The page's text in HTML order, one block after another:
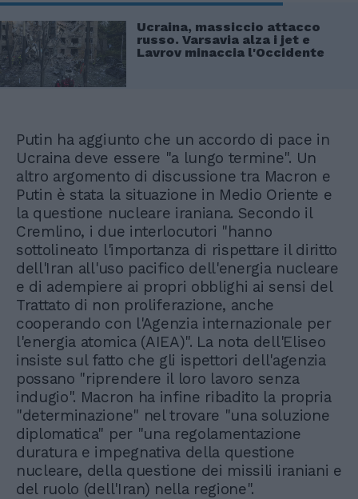
Ucraina, massiccio attacco
russo. Varsavia alza i jet e
Lavrov minaccia l'Occidente
Putin ha aggiunto che un accordo di pace in
Ucraina deve essere "a lungo termine". Un
altro argomento di discussione tra Macron e
Putin è stata la situazione in Medio Oriente e
la questione nucleare iraniana. Secondo il
Cremlino, i due interlocutori "hanno
sottolineato l'importanza di rispettare il diritto
dell'Iran all'uso pacifico dell'energia nucleare
e di adempiere ai propri obblighi ai sensi del
Trattato di non proliferazione, anche
cooperando con l'Agenzia internazionale per
l'energia atomica (AIEA)". La nota dell'Eliseo
insiste sul fatto che gli ispettori dell'agenzia
possano "riprendere il loro lavoro senza
indugio". Macron ha infine ribadito la propria
"determinazione" nel trovare "una soluzione
diplomatica" per "una regolamentazione
duratura e impegnativa della questione
nucleare, della questione dei missili iraniani e
del ruolo (dell'Iran) nella regione".